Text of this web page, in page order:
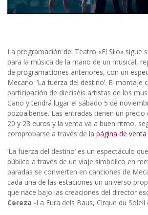
La programación del Teatro «El Silo» sigue
para la música de la mano de un musical,
de programaciones anteriores, con un
Mecano: ‘La fuerza del destino’. El montaje
participación de dieciséis artistas de los
Cano y tendrá lugar el sábado 5 de
pozoalbense. Las entradas tienen un precio
20 y 23 euros y la venta va a buen ritmo,
comprobarse a través de la página de
‘La fuerza del destino’ es un espectáculo
público a través de un viaje simbólico en
paradas se convierten en canciones de
cada una de las estaciones un universo
que nace bajo las creaciones del director
Cereza -La Fura dels Baus, Cirque du